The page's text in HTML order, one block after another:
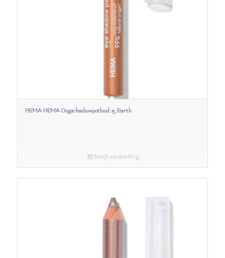
HEMA HEMA Oogschaduwpotlood 15 Earth
Bekijk aanbieding